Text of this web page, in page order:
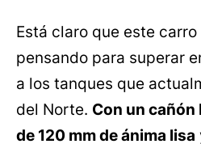
Está claro que este
pensando para superar
a los tanques que
del Norte. Con un cañón
de 120 mm de ánima lisa